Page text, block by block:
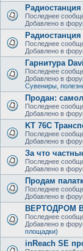
Радиостанция
Последнее
Добавлено в
Радиостанция
Последнее
Добавлено в
Гарнитура
Последнее
Добавлено в
Сувениры,
Продан:
Последнее
Добавлено в
KT 76C
Последнее
Добавлено в
За что
Последнее
Добавлено в
Продам
Последнее
Добавлено в
ВЕРТОДРОМ
Последнее
Добавлено в
площадки)
inReach SE